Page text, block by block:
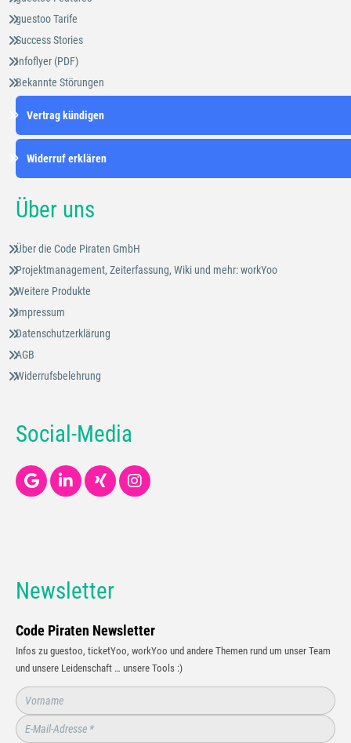
guestoo Tarife
Success Stories
Infoflyer (PDF)
Bekannte Störungen
Vertrag kündigen
Widerruf erklären
Über uns
Über die Code Piraten GmbH
Projektmanagement, Zeiterfassung, Wiki und mehr: workYoo
Weitere Produkte
Impressum
Datenschutzerklärung
AGB
Widerrufsbelehrung
Social-Media
Newsletter
Code Piraten Newsletter
Infos zu guestoo, ticketYoo, workYoo und andere Themen rund um unser Team
und unsere Leidenschaft … unsere Tools :)